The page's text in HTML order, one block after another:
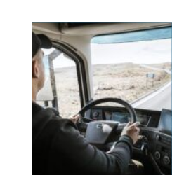
breda och gränsen
mellan jobb och privatliv
blir ibland suddig.
Samtidigt förväntas
hållbara prestationer
över tid. I den verkligh...